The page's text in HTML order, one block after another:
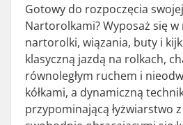
Gotowy do rozpoczęcia
Nartorolkami? Wyposaż się
nartorolki, wiązania, buty i
klasyczną jazdą na rolkach,
równoległym ruchem i
kółkami, a dynamiczną
przypominającą łyżwiarstwo